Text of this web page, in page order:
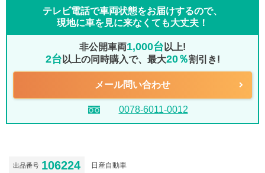
テレビ電話で車両状態をお届けするので、
現地に車を見に来なくても大丈夫！
非公開車両1,000台 以上!
2台 以上の同時購入で、最大20％割引き!
メール問い合わせ
0078-6011-0012
出品番号 106224 日産自動車